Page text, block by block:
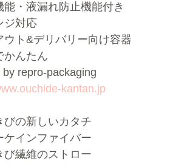
能・液漏れ防止機能付き
ジ対応
ウト&デリバリー向け容器
かんたん
by repro-packaging
kantan.jp
びの新しいカタチ
ケインファイバー
び繊維のストロー